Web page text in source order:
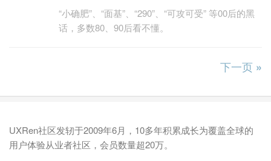
“小确肥”、“面基”、“290”、“可攻可受” 等00后的黑
话，多数80、90后看不懂。
下一页 »
UXRen社区发轫于2009年6月，10多年积累成长为覆盖全球的
用户体验从业者社区，会员数量超20万。